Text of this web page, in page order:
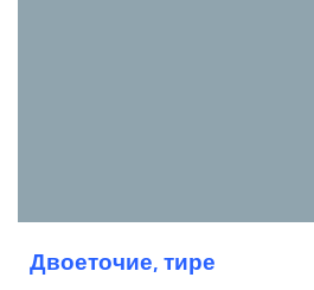
Двоеточие, тире